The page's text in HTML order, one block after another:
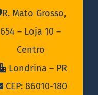
R. Mato Grosso,
654 – Loja 10 –
Centro
Londrina – PR
CEP: 86010-180